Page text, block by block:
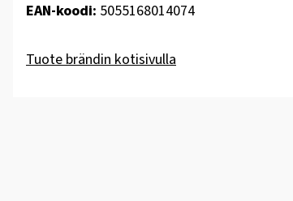
EAN-koodi: 5055168014074
Tuote brändin kotisivulla